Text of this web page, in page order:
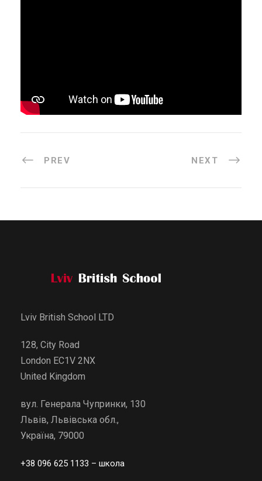
PREV NEXT
Lviv British School LTD
128, City Road
London EC1V 2NX
United Kingdom
вул. Генерала Чупринки, 130
Львів, Львівська обл.,
Україна, 79000
+38 096 625 1133 – школа